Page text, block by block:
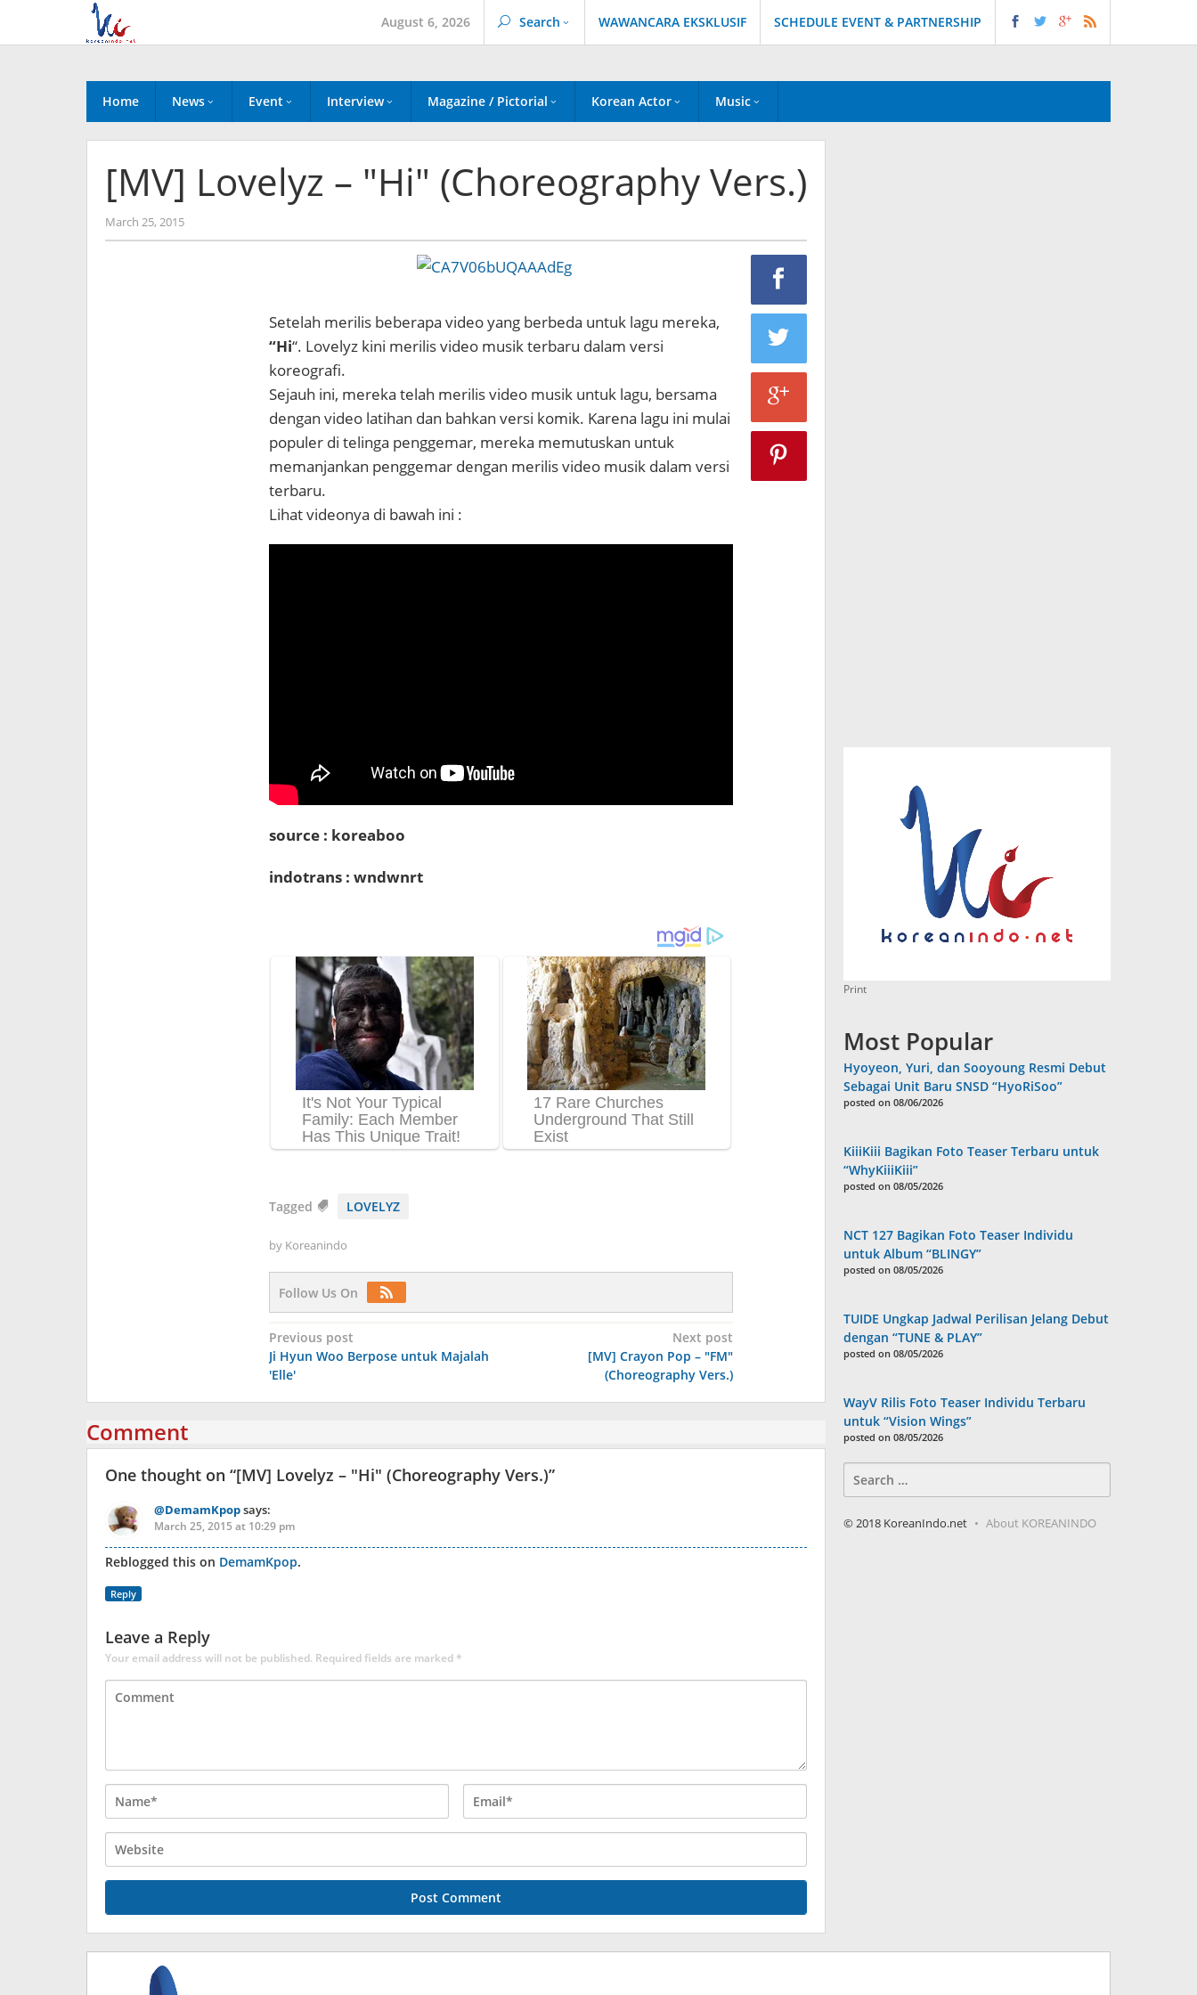
content
August 6, 2026 Search WAWANCARA EKSKLUSIF SCHEDULE EVENT & PARTNERSHIP
Home News Event Interview Magazine / Pictorial Korean Actor Music
[MV] Lovelyz – "Hi" (Choreography Vers.)
March 25, 2015by
Koreanindo
Setelah merilis beberapa video yang berbeda untuk lagu mereka,
“Hi“. Lovelyz kini merilis video musik terbaru dalam versi
koreografi.
Sejauh ini, mereka telah merilis video musik untuk lagu, bersama
dengan video latihan dan bahkan versi komik. Karena lagu ini mulai
populer di telinga penggemar, mereka memutuskan untuk
memanjankan penggemar dengan merilis video musik dalam versi
terbaru.
Lihat videonya di bawah ini :
source : koreaboo
indotrans : wndwnrt
Tagged LOVELYZ
by Koreanindo
Follow Us On
Post
navigation
Previous post
Ji Hyun Woo Berpose untuk Majalah
'Elle'
Next post
[MV] Crayon Pop – "FM"
(Choreography Vers.)
Comment
One thought on “[MV] Lovelyz – "Hi" (Choreography Vers.)”
@DemamKpopsays:
March 25, 2015 at 10:29 pm
Reblogged this on DemamKpop.
Reply
Leave a Reply
Your email address will not be published. Required fields are marked*
Print
Most Popular
Hyoyeon, Yuri, dan Sooyoung Resmi Debut
Sebagai Unit Baru SNSD “HyoRiSoo”
posted on 08/06/2026
KiiiKiii Bagikan Foto Teaser Terbaru untuk
“WhyKiiiKiii”
posted on 08/05/2026
NCT 127 Bagikan Foto Teaser Individu
untuk Album “BLINGY”
posted on 08/05/2026
TUIDE Ungkap Jadwal Perilisan Jelang Debut
dengan “TUNE & PLAY”
posted on 08/05/2026
WayV Rilis Foto Teaser Individu Terbaru
untuk “Vision Wings”
posted on 08/05/2026
for:
© 2018 KoreanIndo.net About KOREANINDO